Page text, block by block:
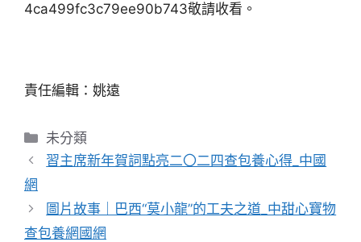
4ca499fc3c79ee90b743敬請收看。
責任編輯：姚遠
分
類
未分類
習主席新年賀詞點亮二〇二四查包養心得_中國
網
圖片故事｜巴西“莫小龍”的工夫之道_中甜心寶物
查包養網國網